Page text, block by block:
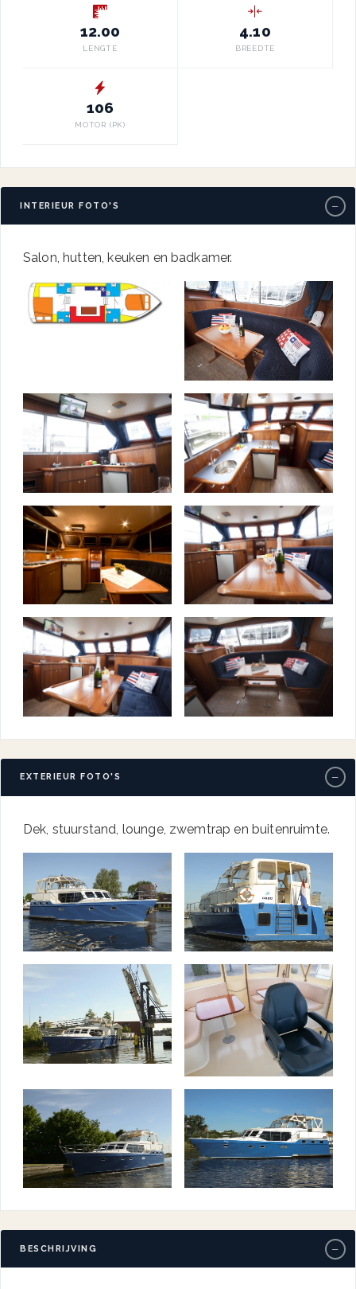
12.00
LENGTE
4.10
BREEDTE
106
MOTOR (PK)
INTERIEUR FOTO'S −
Salon, hutten, keuken en badkamer.
EXTERIEUR FOTO'S −
Dek, stuurstand, lounge, zwemtrap en buitenruimte.
BESCHRIJVING −